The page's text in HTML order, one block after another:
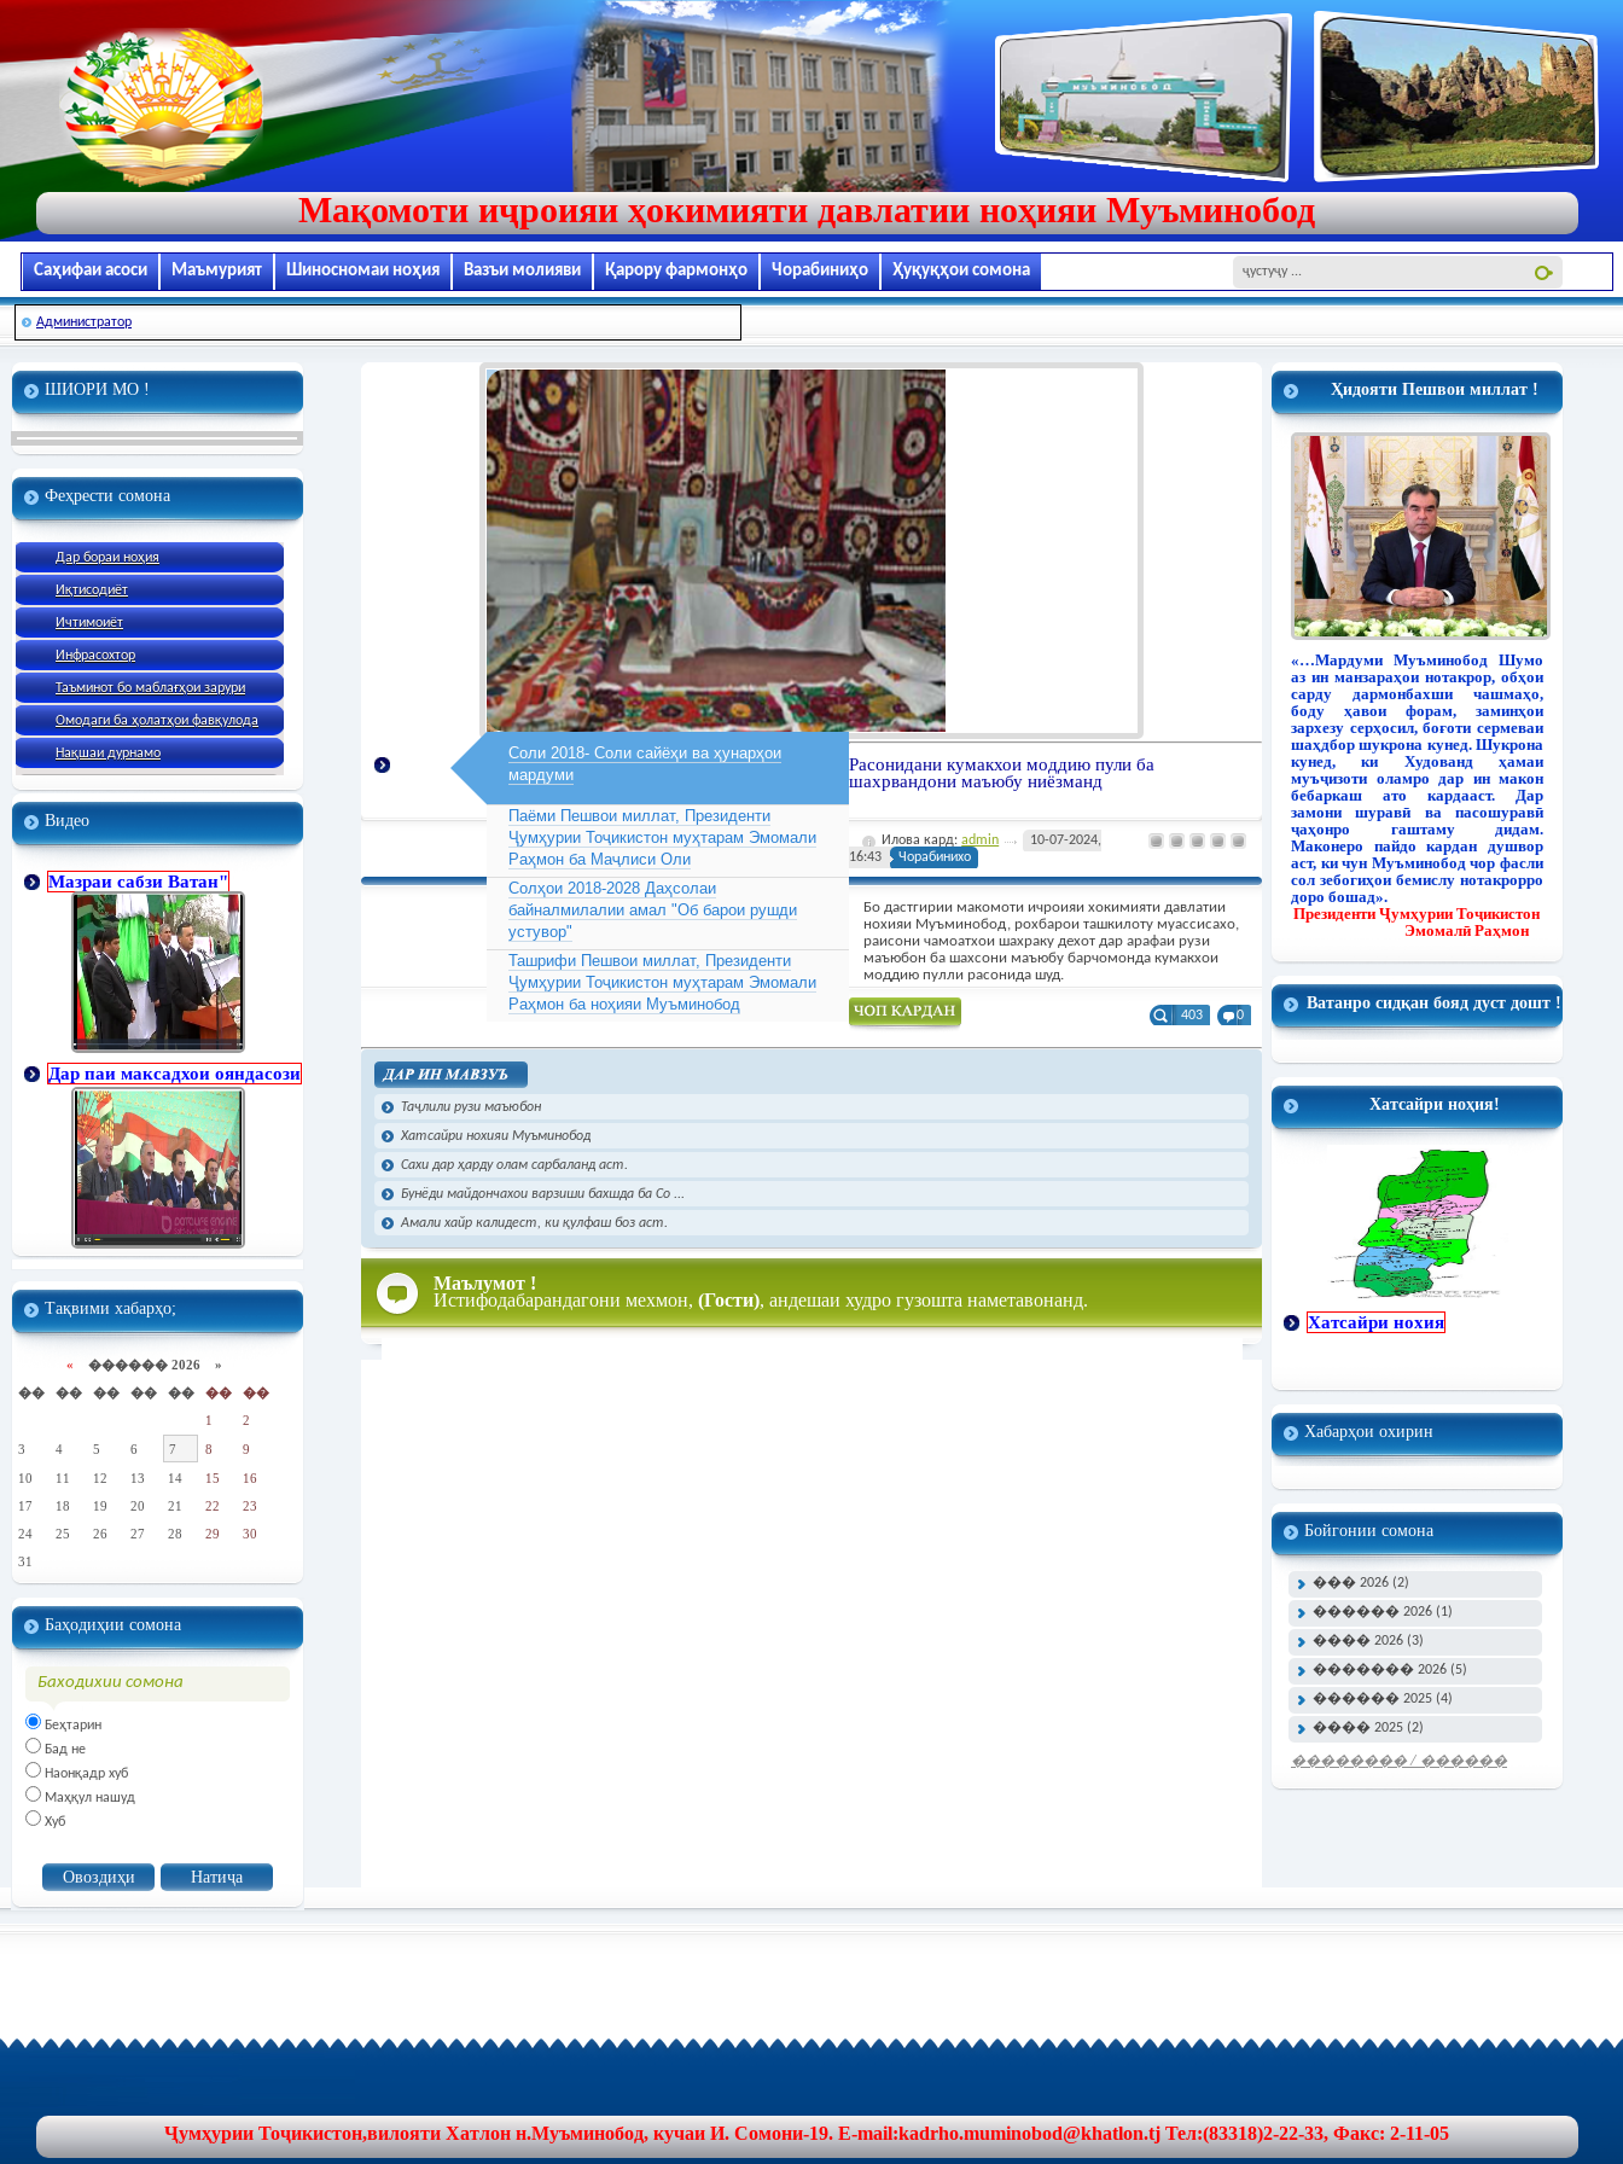
Мақомоти иҷроияи ҳокимияти давлатии ноҳияи Муъминобод
Саҳифаи асоси Маъмурият Шиносномаи ноҳия Вазъи молияви Қарору фармонҳо Чорабиниҳо Ҳуқуқҳои сомона
Администратор
ШИОРИ МО !
Феҳрести сомона
Дар бораи ноҳия
Иқтисодиёт
Ичтимоиёт
Инфрасохтор
Таъминот бо маблағҳои зарури
Омодаги ба ҳолатҳои фавқулода
Нақшаи дурнамо
Видео
Мазраи сабзи Ватан"
Дар паи максадхои ояндасози
Тақвими хабарҳо;
« ������ 2026 »
��
�� �� �� �� ��
��
1
2
3
4 5 6 7 8
9
10
11 12 13 14 15
16
17
18 19 20 21 22
23
24
25 26 27 28 29
30
31
Баҳодиҳии сомона
Баходихии сомона
Беҳтарин
Бад не
Наонқадр хуб
Маҳқул нашуд
Хуб
Ҳидояти Пешвои миллат !
«…Мардуми Муъминобод Шумо
аз ин манзараҳои нотакрор, обҳои
сарду дармонбахши чашмаҳо,
боду ҳавои форам, заминҳои
зархезу серҳосил, боғоти сермеваи
шаҳдбор шукрона кунед. Шукрона
кунед, ки Худованд ҳамаи
муъҷизоти оламро дар ин макон
бебаркаш ато кардааст. Дар
замони шуравӣ ва пасошуравӣ
ҷаҳонро гаштаму дидам.
Маконеро пайдо кардан душвор
аст, ки чун Муъминобод чор фасли
сол зебогиҳои бемислу нотакрорро
доро бошад».
Президенти Ҷумҳурии Тоҷикистон
Эмомалӣ Раҳмон
Ватанро сидқан бояд дуст дошт !
Хатсайри ноҳия!
Хатсайри нохия
Хабарҳои охирин
Бойгонии сомона
��� 2026 (2)
������ 2026 (1)
���� 2026 (3)
������� 2026 (5)
������ 2025 (4)
���� 2025 (2)
�������� / ������
���� �����
Соли 2018- Соли сайёҳи ва ҳунарҳои
мардуми
Паёми Пешвои миллат, Президенти
Ҷумҳурии Тоҷикистон муҳтарам Эмомали
Раҳмон ба Маҷлиси Оли
Солҳои 2018-2028 Даҳсолаи
байналмилалии амал "Об барои рушди
устувор"
Ташрифи Пешвои миллат, Президенти
Ҷумҳурии Тоҷикистон муҳтарам Эмомали
Раҳмон ба ноҳияи Муъминобод
Расонидани кумакхои моддию пули ба
шахрвандони маъюбу ниёзманд
Илова кард:admin
10-07-2024,
16:43
Чорабинихо
Бо дастгирии макомоти ичроияи хокимияти давлатии
нохияи Муъминобод, рохбарои ташкилоту муассисахо,
раисони чамоатхои шахраку дехот дар арафаи рузи
маъюбон ба шахсони маъюбу барчомонда кумакхои
моддию пулли расонида шуд.
403 0
Чоп намудан
Таҷлили рузи маъюбон
Хатсайри нохияи Муъминобод
Сахи дар ҳарду олам сарбаланд аст.
Бунёди майдончахои варзиши бахшда ба Со ...
Амали хайр калидест, ки қулфаш боз аст.
Маълумот !
Истифодабарандагони мехмон, (Гости), андешаи худро гузошта наметавонанд.
Ҷумҳурии Тоҷикистон,вилояти Хатлон н.Муъминобод, кучаи И. Сомони-19. E-mail:kadrho.muminobod@khatlon.tj Тел:(83318)2-22-33, Факс: 2-11-05